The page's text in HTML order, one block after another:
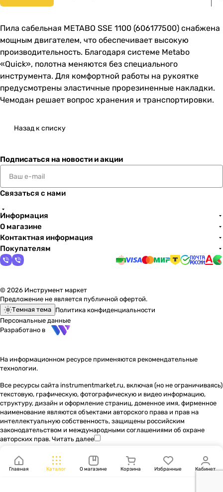
Пила сабельная METABO SSE 1100 (606177500) снабжена
мощным двигателем, что обеспечивает высокую
производительность. Благодаря системе Metabo
«Quick», полотна меняются без специального
инструмента. Для комфортной работы на рукоятке
предусмотрены эластичные прорезиненные накладки.
Чемодан решает вопрос хранения и транспортировки.
Назад к списку
Подписаться на новости и акции
Связаться с нами
Информация
О магазине
Контактная информация
Покупателям
© 2026 Инструмент маркет
Предложение не является публичной офертой.
Темная тема Политика конфиденциальности
Персональные данные
Разработано в
На информационном ресурсе применяются рекомендательные
технологии.
Все ресурсы сайта instrumentmarket.ru, включая (но не ограничиваясь)
текстовую, графическую, фотографическую и видео информацию,
структуру, дизайн и оформление страниц, доменное имя, фирменное
наименование являются объектами авторского права и прав на
интеллектуальную собственность, защищены российским
законодательством и международными соглашениями об охране
авторских прав. Читать далее
Главная Каталог О магазине Корзина Избранные Кабинет